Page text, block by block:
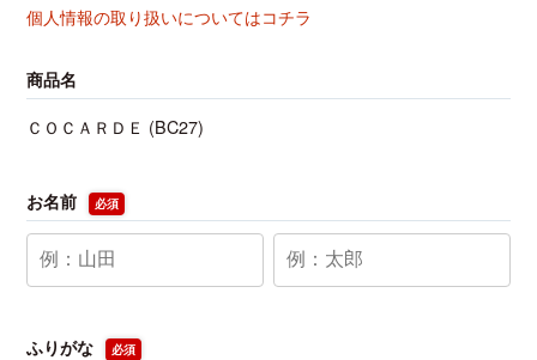
個人情報の取り扱いについてはコチラ
商品名
ＣＯＣＡＲＤＥ (BC27)
お名前 必須
ふりがな 必須